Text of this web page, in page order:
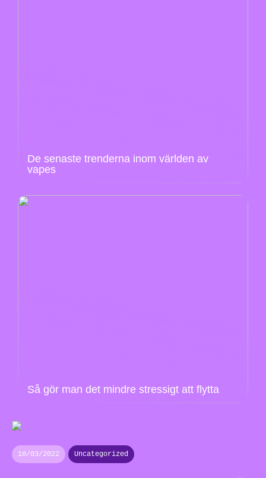
De senaste trenderna inom världen av
vapes
Så gör man det mindre stressigt att flytta
10/03/2022 Uncategorized